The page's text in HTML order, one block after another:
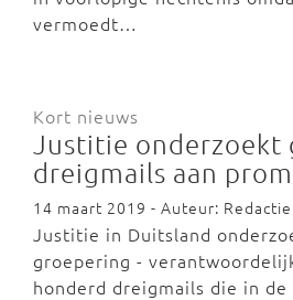
vermoedt…
Kort nieuws
Justitie onderzoekt
dreigmails aan
14 maart 2019 - Auteur:
Justitie in Duitsland
groepering -
honderd dreigmails die in